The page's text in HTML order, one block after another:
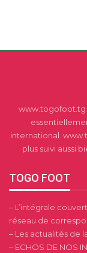
www.togofoot.tg
international.
plus suivi aussi
TOGO FOOT
– L’intégrale
réseau de
– Les actualités de
– ECHOS DE NOS